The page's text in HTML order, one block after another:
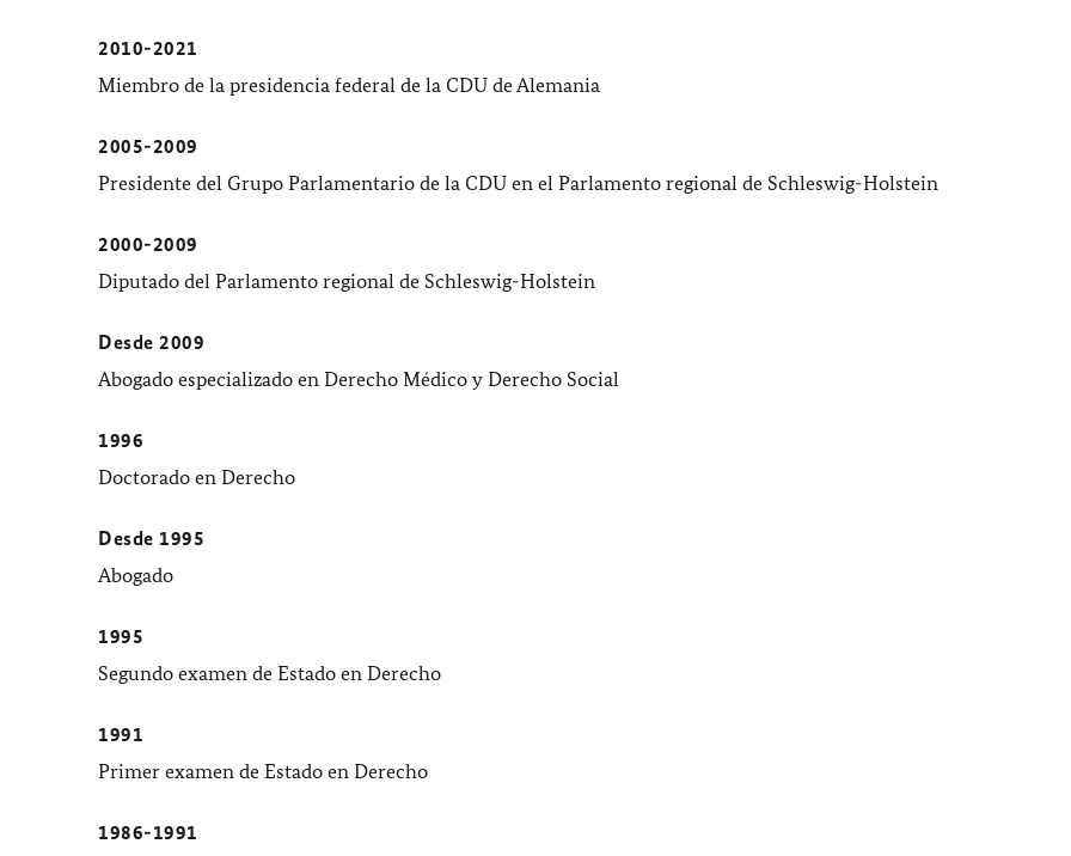
2010-2021
Miembro de la presidencia federal de la CDU de Alemania
2005-2009
Presidente del Grupo Parlamentario de la CDU en el Parlamento regional de Schleswig-Holstein
2000-2009
Diputado del Parlamento regional de Schleswig-Holstein
Desde 2009
Abogado especializado en Derecho Médico y Derecho Social
1996
Doctorado en Derecho
Desde 1995
Abogado
1995
Segundo examen de Estado en Derecho
1991
Primer examen de Estado en Derecho
1986-1991